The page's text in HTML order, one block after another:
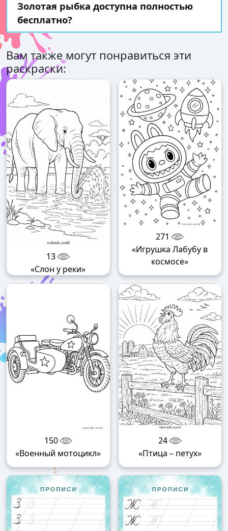
Золотая рыбка доступна полностью
бесплатно?
Вам также могут понравиться эти
раскраски:
13
«Слон у реки»
271
«Игрушка Лабубу в
космосе»
150
«Военный мотоцикл»
24
«Птица – петух»